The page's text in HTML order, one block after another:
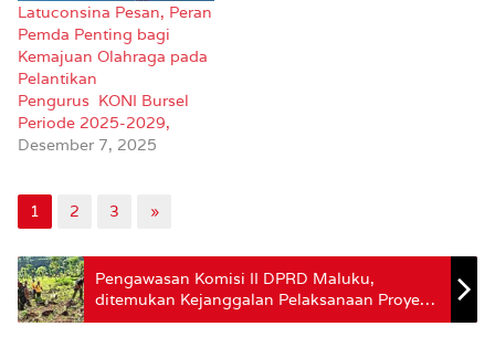
Latuconsina Pesan, Peran
Pemda Penting bagi
Kemajuan Olahraga pada
Pelantikan
Pengurus KONI Bursel
Periode 2025-2029,
Desember 7, 2025
1 2 3 »
Pengawasan Komisi II DPRD Maluku,
ditemukan Kejanggalan Pelaksanaan Proyek
Reboisasi